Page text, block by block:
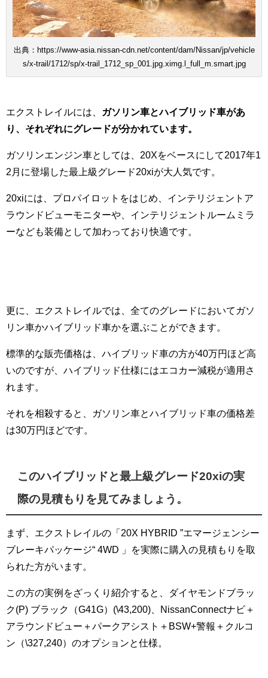
出典：https://www-asia.nissan-cdn.net/content/dam/Nissan/jp/vehicle
s/x-trail/1712/sp/x-trail_1712_sp_001.jpg.ximg.l_full_m.smart.jpg
エクストレイルには、
ガソリン車とハイブリッド車があ
り、それぞれにグレードが分かれています。
ガソリンエンジン車としては、20Xをベースにして2017年1
2月に登場した最上級グレード20xiが大人気です。
20xiには、プロパイロットをはじめ、インテリジェントア
ラウンドビューモニターや、インテリジェントルームミラ
ーなども装備として加わっており快適です。
更に、エクストレイルでは、全てのグレードにおいてガソ
リン車かハイブリッド車かを選ぶことができます。
標準的な販売価格は、ハイブリッド車の方が40万円ほど高
いのですが、ハイブリッド仕様にはエコカー減税が適用さ
れます。
それを相殺すると、ガソリン車とハイブリッド車の価格差
は30万円ほどです。
このハイブリッドと最上級グレード20xiの実
際の見積もりを見てみましょう。
まず、エクストレイルの「20X HYBRID ”エマージェンシー
ブレーキパッケージ“ 4WD 」を実際に購入の見積もりを取
られた方がいます。
この方の実例をざっくり紹介すると、ダイヤモンドブラッ
ク(P) ブラック（G41G）(\43,200)、NissanConnectナビ＋
アラウンドビュー＋パークアシスト＋BSW+警報＋クルコ
ン（\327,240）のオプションと仕様。